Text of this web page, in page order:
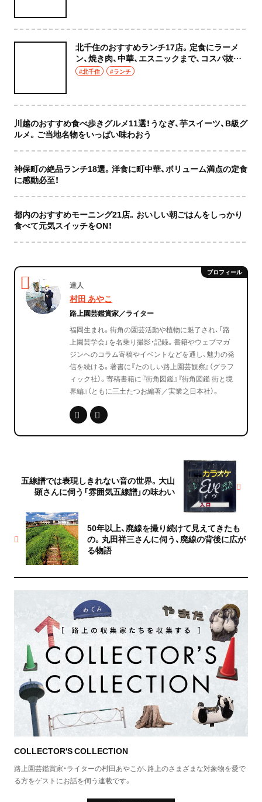
北千住のおすすめランチ17店。定食にラーメ
ン、焼き肉、中華、エスニックまで、コスパ抜群
な店もおしゃれな店も網羅してご紹介！
#北千住 #ランチ
川越のおすすめ食べ歩きグルメ11選！うなぎ、芋スイーツ、B級グ
ルメ。ご当地名物をいっぱい味わおう
神保町の絶品ランチ18選。洋食に町中華、ボリューム満点の定食
に感動必至！
都内のおすすめモーニング21店。おいしい朝ごはんをしっかり
食べて元気スイッチをON！
達人
村田 あやこ
路上園芸鑑賞家／ライター
福岡生まれ。街角の園芸活動や植物に魅了され、「路
上園芸学会」を名乗り撮影・記録。書籍やウェブマガ
ジンへのコラム寄稿やイベントなどを通し、魅力の発
信を続ける。著書に『たのしい路上園芸観察』（グラフ
ィック社）。寄稿書籍に『街角図鑑』『街角図鑑 街と境
界編』（ともに三土たつお編著／実業之日本社）。
50年以上、廃線を撮り続けて見えてきたも
の。丸田祥三さんに伺う、廃線の背後に広が
る物語
五線譜では表現しきれない音の世界。大山
顕さんに伺う「雰囲気五線譜」の味わい
COLLECTOR'S COLLECTION
路上園芸鑑賞家・ライターの村田あやこが、路上のさまざまな対象物を愛で
る方をゲストにお話を伺う連載です。